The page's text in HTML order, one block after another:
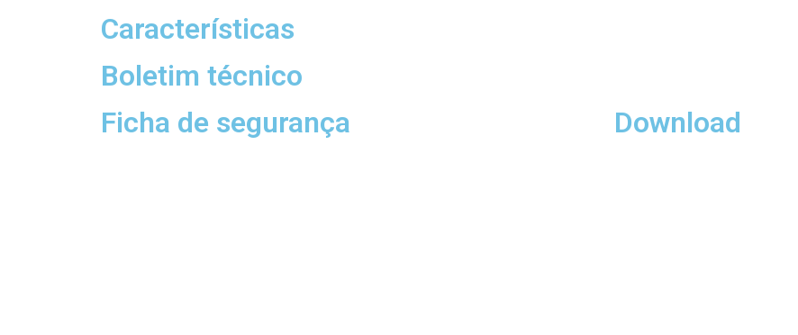
Características
Boletim técnico
Ficha de segurança
Download